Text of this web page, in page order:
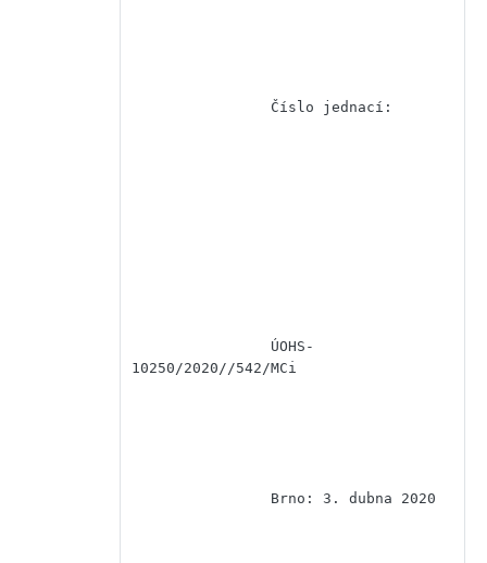
10250/2020//542/MCi